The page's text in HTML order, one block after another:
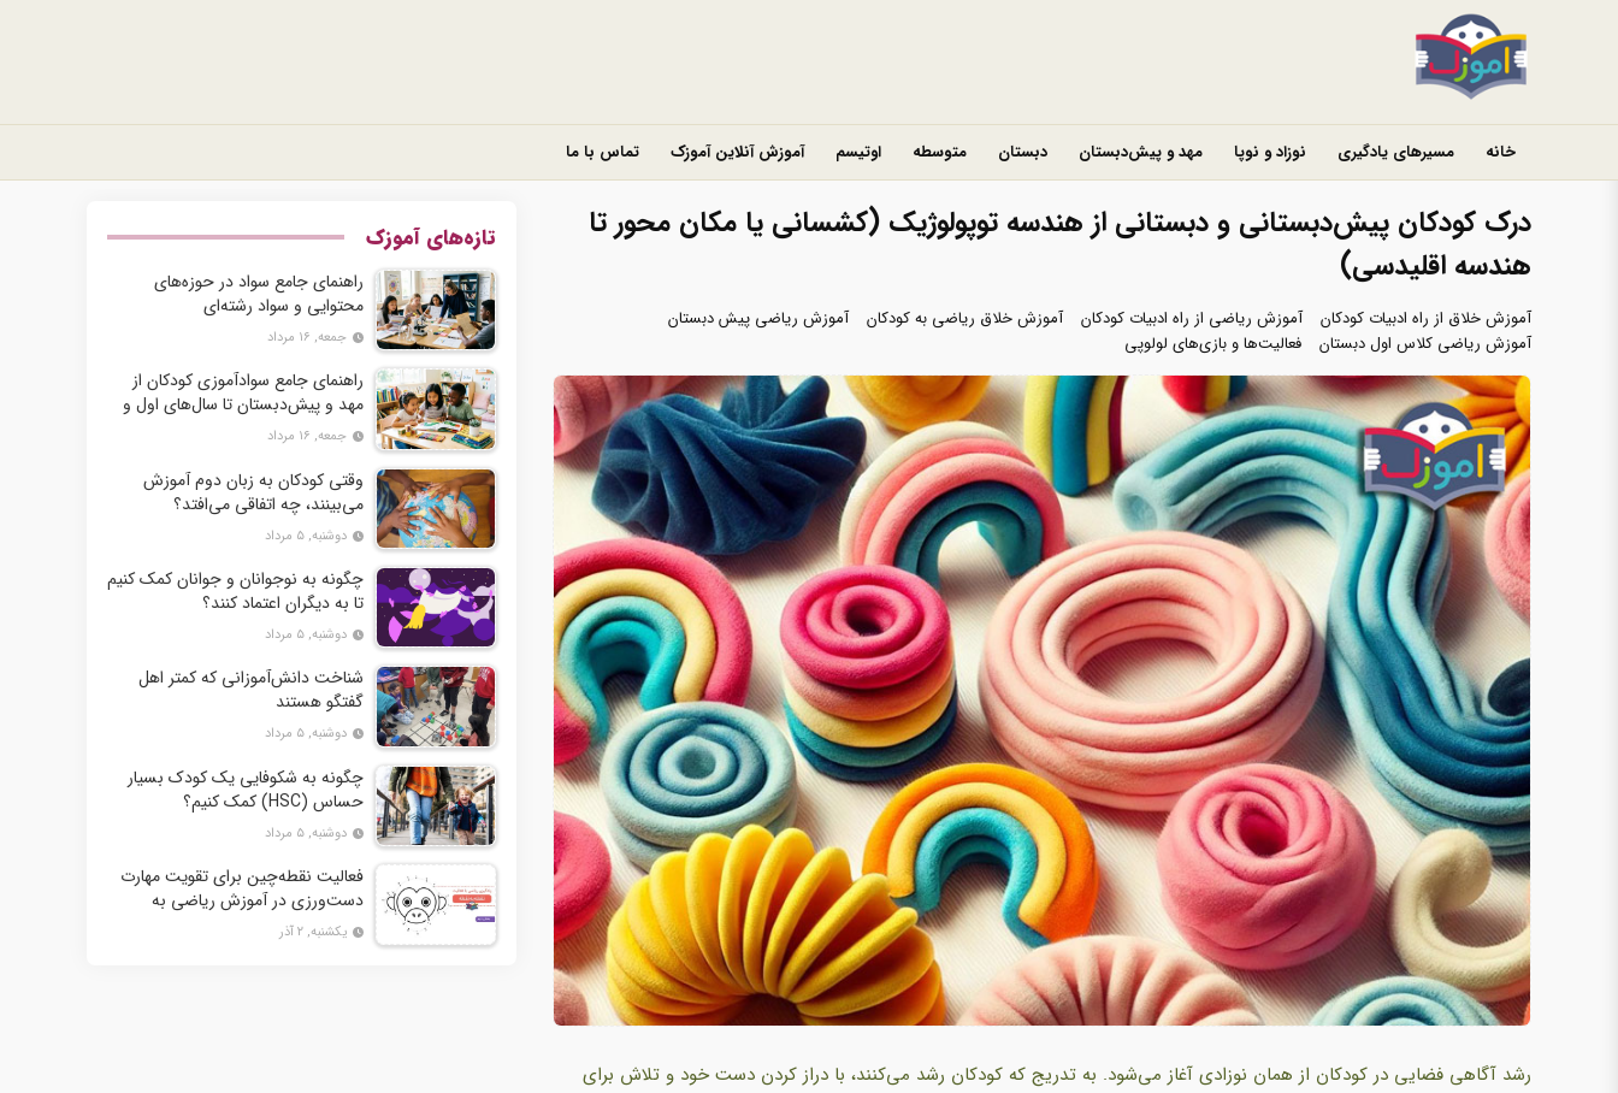
خانه مسیرهای یادگیری نوزاد و نوپا مهد و پیش‌دبستان دبستان متوسطه اوتیسم آموزش آنلاین آموزک تماس با ما
درک کودکان پیش‌دبستانی و دبستانی از هندسه توپولوژیک (کشسانی یا مکان محور تا
هندسه اقلیدسی)
آموزش خلاق از راه ادبیات کودکان آموزش ریاضی از راه ادبیات کودکان آموزش خلاق ریاضی به کودکان
آموزش ریاضی پیش دبستان
آموزش ریاضی کلاس اول دبستان
فعالیت‌ها و بازی‌های لولوپی
رشد آگاهی فضایی در کودکان از همان نوزادی آغاز می‌شود. به تدریج که کودکان رشد می‌کنند، با دراز کردن دست خود و تلاش برای
تازه‌های آموزک
راهنمای جامع سواد در حوزه‌های
محتوایی و سواد رشته‌ای
جمعه, ۱۶ مرداد
راهنمای جامع سوادآموزی کودکان از
مهد و پیش‌دبستان تا سال‌های اول و
دوم دبستان
جمعه, ۱۶ مرداد
وقتی کودکان به زبان دوم آموزش
می‌بینند، چه اتفاقی می‌افتد؟
دوشنبه, ۵ مرداد
چگونه به نوجوانان و جوانان کمک کنیم
تا به دیگران اعتماد کنند؟
دوشنبه, ۵ مرداد
شناخت دانش‌آموزانی که کمتر اهل
گفتگو هستند
دوشنبه, ۵ مرداد
چگونه به شکوفایی یک کودک بسیار
حساس (HSC) کمک کنیم؟
دوشنبه, ۵ مرداد
فعالیت نقطه‌چین برای تقویت مهارت
دست‌ورزی در آموزش ریاضی به
یکشنبه, ۲ آذر